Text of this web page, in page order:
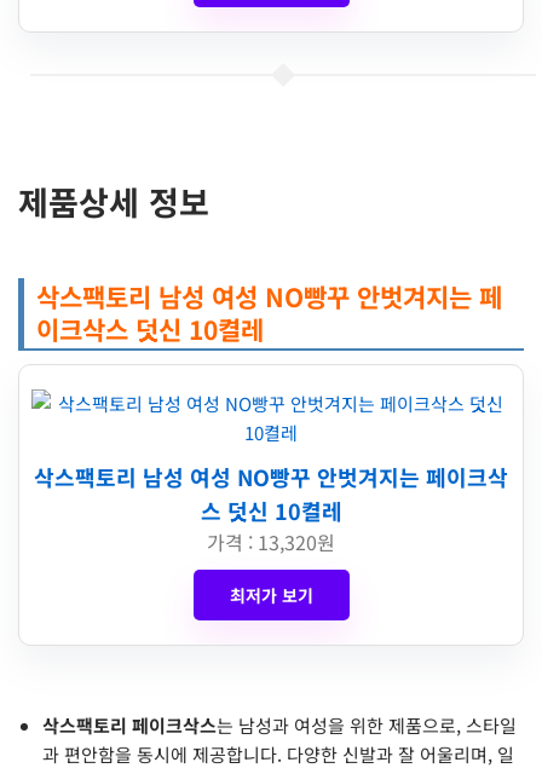
제품상세 정보
삭스팩토리 남성 여성 NO빵꾸 안벗겨지는 페
이크삭스 덧신 10켤레
삭스팩토리 남성 여성 NO빵꾸 안벗겨지는 페이크삭
스 덧신 10켤레
가격 : 13,320원
최저가 보기
삭스팩토리 페이크삭스는 남성과 여성을 위한 제품으로, 스타일
과 편안함을 동시에 제공합니다. 다양한 신발과 잘 어울리며, 일